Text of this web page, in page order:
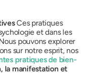
Ces pratiques
et dans les
pouvons explorer
sur notre esprit, nos
pratiques de bien-
la manifestation et